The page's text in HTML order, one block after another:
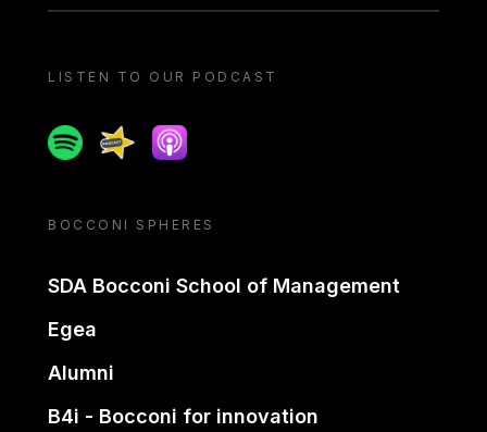
LISTEN TO OUR PODCAST
SpotifySpreakerApple podcast
BOCCONI SPHERES
SDA Bocconi School of Management
Egea
Alumni
B4i - Bocconi for innovation